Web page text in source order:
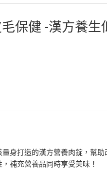
保健 -漢方養生
身打造的漢方營養肉錠，幫
補充營養品同時享受美味！